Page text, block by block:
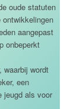
oude statuten
aangepast
onbeperkt
waarbij wordt
een
jeugd als voor